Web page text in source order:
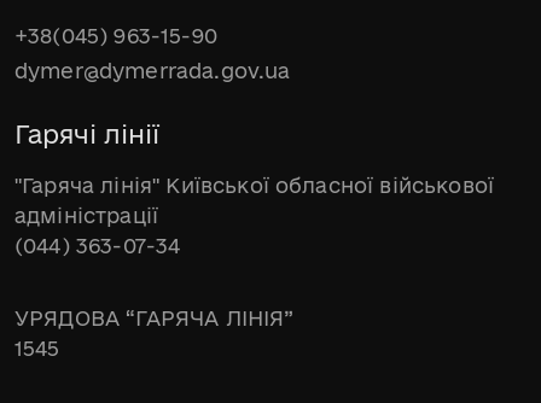
+38(045) 963-15-90
dymer@dymerrada.gov.ua
Гарячі лінії
"Гаряча лінія" Київської обласної військової
адміністрації
(044) 363-07-34
УРЯДОВА “ГАРЯЧА ЛІНІЯ”
1545